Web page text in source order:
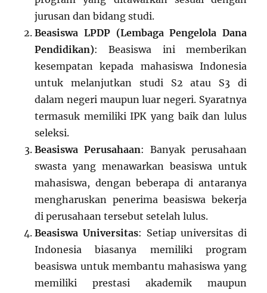
jurusan dan bidang studi.
Beasiswa LPDP (Lembaga Pengelola Dana
Pendidikan): Beasiswa ini memberikan
kesempatan kepada mahasiswa Indonesia
untuk melanjutkan studi S2 atau S3 di
dalam negeri maupun luar negeri. Syaratnya
termasuk memiliki IPK yang baik dan lulus
seleksi.
Beasiswa Perusahaan: Banyak perusahaan
swasta yang menawarkan beasiswa untuk
mahasiswa, dengan beberapa di antaranya
mengharuskan penerima beasiswa bekerja
di perusahaan tersebut setelah lulus.
Beasiswa Universitas: Setiap universitas di
Indonesia biasanya memiliki program
beasiswa untuk membantu mahasiswa yang
memiliki prestasi akademik maupun